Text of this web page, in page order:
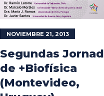
NOVIEMBRE 21, 2013
Segundas
de +Biofísica
(Montevideo,